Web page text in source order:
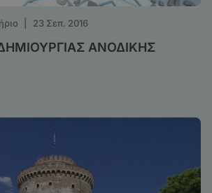
23 Σεπ. 2016
ΑΝΟΔΙΚΗΣ